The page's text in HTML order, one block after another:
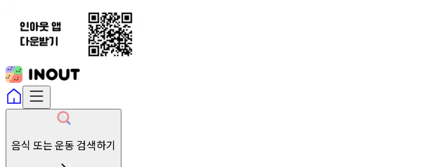
음식 또는 운동 검색하기